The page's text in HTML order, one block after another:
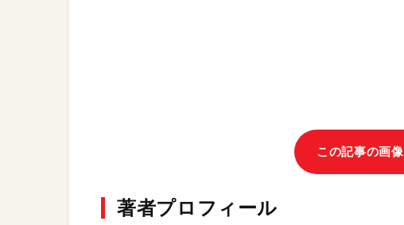
この記事の画
著者プロフィール